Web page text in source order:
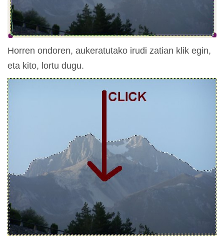
Horren ondoren, aukeratutako irudi zatian klik egin,
eta kito, lortu dugu.